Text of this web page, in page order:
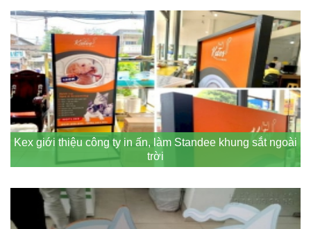
Kex giới thiệu công ty in ấn, làm Standee khung sắt ngoài
trời